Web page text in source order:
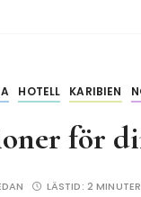
HOTELL KARIBIEN
för
LÄSTID: 2 MINUTER